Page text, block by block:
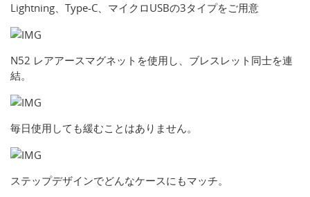
Lightning、Type-C、マイクロUSBの3タイプをご用意
N52 レアアースマグネットを使用し、ブレスレット同士を連
結。
毎日使用しても緩むことはありません。
ステップデザインでどんなケースにもマッチ。